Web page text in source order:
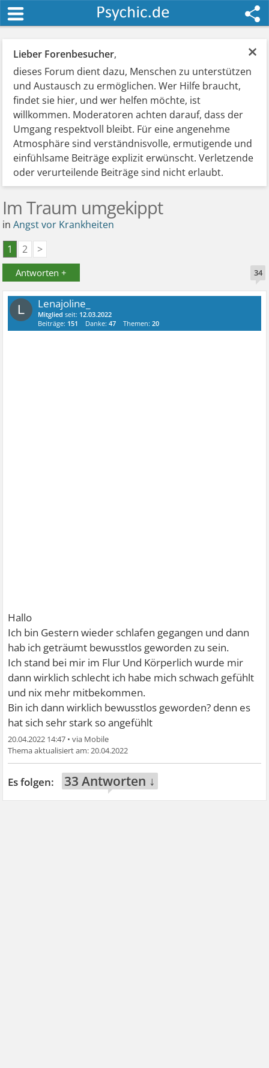
×
Lieber Forenbesucher,
dieses Forum dient dazu, Menschen zu unterstützen
und Austausch zu ermöglichen. Wer Hilfe braucht,
findet sie hier, und wer helfen möchte, ist
willkommen. Moderatoren achten darauf, dass der
Umgang respektvoll bleibt. Für eine angenehme
Atmosphäre sind verständnisvolle, ermutigende und
einfühlsame Beiträge explizit erwünscht. Verletzende
oder verurteilende Beiträge sind nicht erlaubt.
Im Traum umgekippt
inAngst vor Krankheiten
1
2 >
Antworten + 34
L Lenajoline_
Mitglied seit: 12.03.2022
Beiträge: 151 Danke:47 Themen:20
Hallo
Ich bin Gestern wieder schlafen gegangen und dann
hab ich geträumt bewusstlos geworden zu sein.
Ich stand bei mir im Flur Und Körperlich wurde mir
dann wirklich schlecht ich habe mich schwach gefühlt
und nix mehr mitbekommen.
Bin ich dann wirklich bewusstlos geworden? denn es
hat sich sehr stark so angefühlt
20.04.2022 14:47 •
20.04.2022
33 Antworten ↓